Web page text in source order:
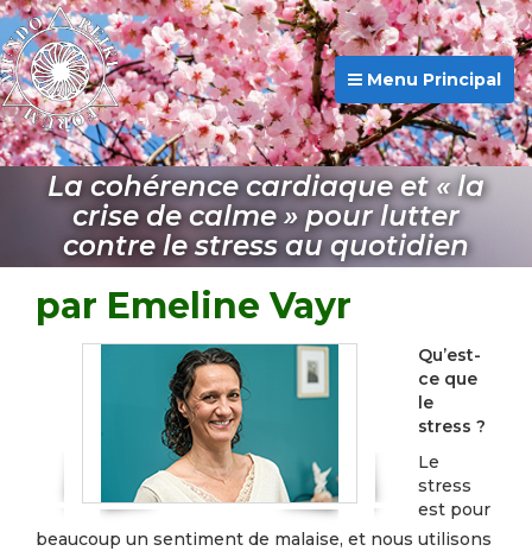
Menu Principal
La cohérence cardiaque et « la
crise de calme » pour lutter
contre le stress au quotidien
par Emeline Vayr
Qu’est-
ce que
le
stress ?
Le
stress
est pour
beaucoup un sentiment de malaise, et nous utilisons